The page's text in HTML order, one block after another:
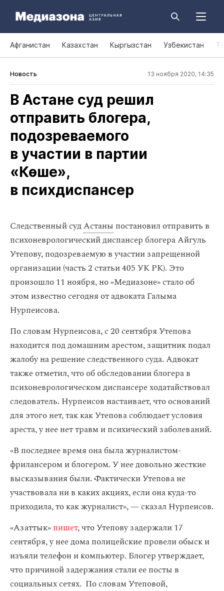
Афганистан Казахстан Кыргызстан Узбекистан
Новость 13 ноября 2020, 14:35
В Астане суд решил
отправить блогера,
подозреваемого
в участии в партии
«Көше»,
в психдиспансер
Следственный судАстаны постановил отправить в
психоневрологический диспансер блогера Айгуль
Утепову, подозреваемую в участии запрещенной
организации (часть 2 статьи 405 УК РК). Это
произошло 11 ноября, но «Медиазоне» стало об
этом известно сегодня от адвоката Галыма
Нурпеисова.
По словам Нурпеисова, с 20 сентября Утепова
находится под домашним арестом, защитник подал
жалобу на решение следственного суда. Адвокат
также отметил, что об обследовании блогера в
психоневрологическом диспансере ходатайствовал
следователь. Нурпеисов настаивает, что оснований
для этого нет, так как Утепова соблюдает условия
ареста, у нее нет травм и психический заболеваний.
«В последнее время она была журналистом-
фрилансером и блогером. У нее довольно жесткие
высказывания были. Фактически Утепова не
участвовала ни в каких акциях, если она куда-то
приходила, то как журналист», — сказал Нурпеисов.
«Азаттык»пишет, что Утепову задержали 17
сентября, у нее дома полицейские провели обыск и
изъяли телефон и компьютер. Блогер утверждает,
что причиной задержания стали ее посты в
социальных сетях. По словам Утеповой,